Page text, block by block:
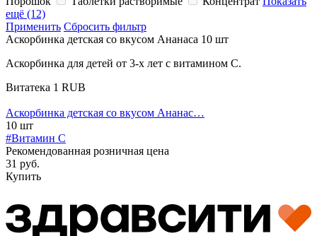
ещё (12)
Применить Сбросить фильтр
Аскорбинка детская со вкусом Ананаса 10 шт
Аскорбинка для детей от 3-х лет с витамином С.
Витатека 1 RUB
Аскорбинка детская со вкусом Ананас…
10 шт
#Витамин C
Рекомендованная розничная цена
31 руб.
Купить